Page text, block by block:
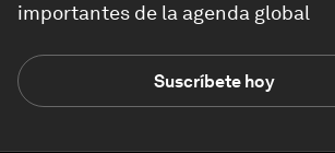
importantes de la agenda global
Suscríbete hoy